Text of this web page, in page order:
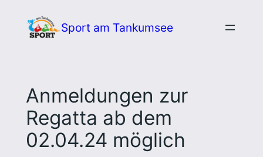
Inhalt
Sport am Tankumsee
Anmeldungen zur
Regatta ab dem
02.04.24 möglich